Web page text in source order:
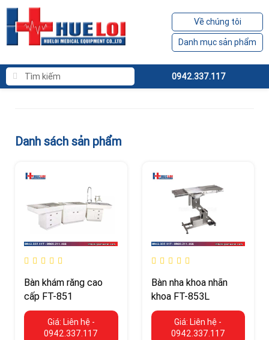
Về chúng tôi
Danh mục sản phẩm
0942.337.117
Danh sách sản phẩm
Bàn khám răng cao
cấp FT-851
Giá: Liên hệ -
0942.337.117
Bàn nha khoa nhãn
khoa FT-853L
Giá: Liên hệ -
0942.337.117